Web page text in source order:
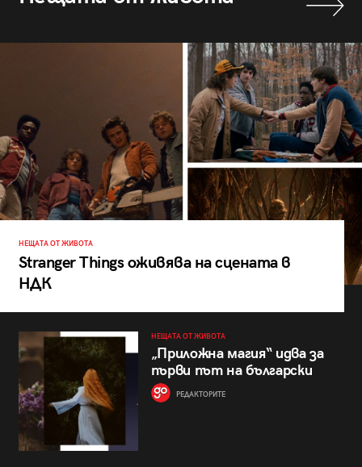
НЕЩАТА ОТ ЖИВОТА
Stranger Things оживява на сцената в
НДК
НЕЩАТА ОТ ЖИВОТА
„Приложна магия“ идва за
първи път на български
РЕДАКТОРИТЕ